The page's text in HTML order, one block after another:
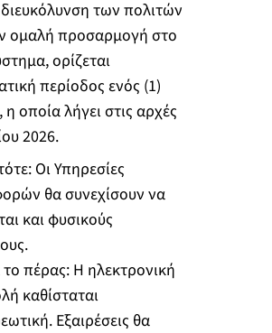
διευκόλυνση των πολιτών
ομαλή προσαρμογή στο
ορίζεται
περίοδος ενός (1)
οποία λήγει στις αρχές
2026.
Οι Υπηρεσίες
θα συνεχίσουν να
και φυσικούς
το πέρας: Η ηλεκτρονική
καθίσταται
Εξαιρέσεις θα